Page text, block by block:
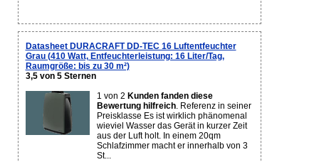
Datasheet DURACRAFT DD-TEC 16 Luftentfeuchter
Grau (410 Watt, Entfeuchterleistung: 16 Liter/Tag,
Raumgröße: bis zu 30 m²)
3,5 von 5 Sternen
1 von 2 Kunden fanden diese
Bewertung hilfreich. Referenz in seiner
Preisklasse Es ist wirklich phänomenal
wieviel Wasser das Gerät in kurzer Zeit
aus der Luft holt. In einem 20qm
Schlafzimmer macht er innerhalb von 3
St...